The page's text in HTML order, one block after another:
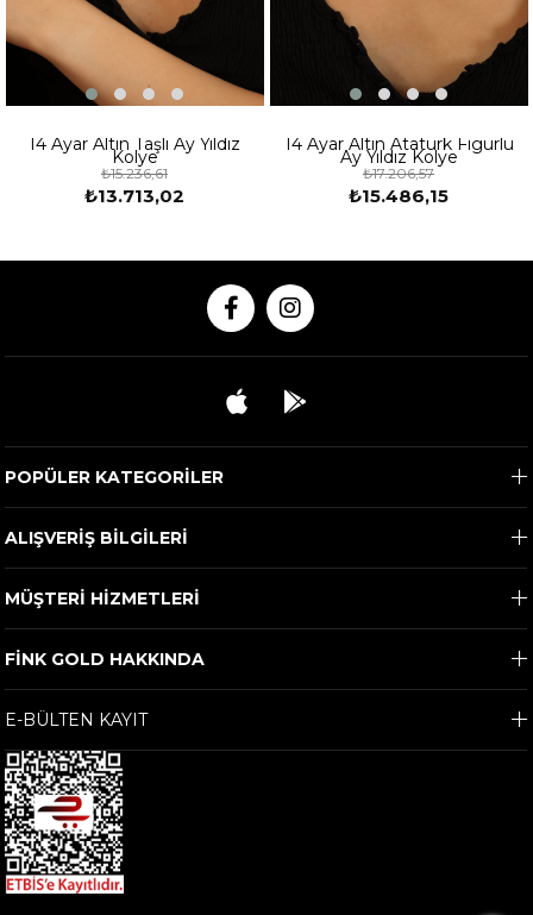
14 Ayar Altın Taşlı Ay Yıldız
Kolye
₺13.713,02
₺15.236,61
14 Ayar Altın Atatürk Figürlü
Ay Yıldız Kolye
₺15.486,15
₺17.206,57
POPÜLER KATEGORİLER
ALIŞVERİŞ BİLGİLERİ
MÜŞTERİ HİZMETLERİ
FİNK GOLD HAKKINDA
E-BÜLTEN KAYIT